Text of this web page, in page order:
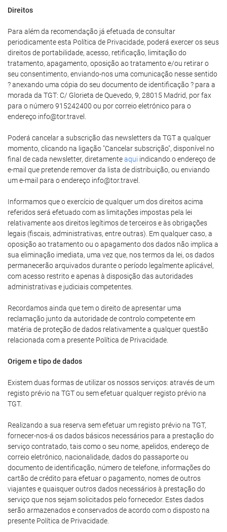
Direitos
Para além da recomendação já efetuada de consultar
periodicamente esta Política de Privacidade, poderá exercer os seus
direitos de portabilidade, acesso, retificação, limitação do
tratamento, apagamento, oposição ao tratamento e/ou retirar o
seu consentimento, enviando-nos uma comunicação nesse sentido
? anexando uma cópia do seu documento de identificação ? para a
morada da TGT: C/ Glorieta de Quevedo, 9, 28015 Madrid, por fax
para o número 915242400 ou por correio eletrónico para o
endereço info@tor.travel.
Poderá cancelar a subscrição das newsletters da TGT a qualquer
momento, clicando na ligação "Cancelar subscrição", disponível no
final de cada newsletter, diretamenteaqui indicando o endereço de
e-mail que pretende remover da lista de distribuição, ou enviando
um e-mail para o endereço info@tor.travel.
Informamos que o exercício de qualquer um dos direitos acima
referidos será efetuado com as limitações impostas pela lei
relativamente aos direitos legítimos de terceiros e às obrigações
legais (fiscais, administrativas, entre outras). Em qualquer caso, a
oposição ao tratamento ou o apagamento dos dados não implica a
sua eliminação imediata, uma vez que, nos termos da lei, os dados
permanecerão arquivados durante o período legalmente aplicável,
com acesso restrito e apenas à disposição das autoridades
administrativas e judiciais competentes.
Recordamos ainda que tem o direito de apresentar uma
reclamação junto da autoridade de controlo competente em
matéria de proteção de dados relativamente a qualquer questão
relacionada com a presente Política de Privacidade.
Origem e tipo de dados
Existem duas formas de utilizar os nossos serviços: através de um
registo prévio na TGT ou sem efetuar qualquer registo prévio na
TGT.
Realizando a sua reserva sem efetuar um registo prévio na TGT,
fornecer-nos-á os dados básicos necessários para a prestação do
serviço contratado, tais como o seu nome, apelidos, endereço de
correio eletrónico, nacionalidade, dados do passaporte ou
documento de identificação, número de telefone, informações do
cartão de crédito para efetuar o pagamento, nomes de outros
viajantes e quaisquer outros dados necessários à prestação do
serviço que nos sejam solicitados pelo fornecedor. Estes dados
serão armazenados e conservados de acordo com o disposto na
presente Política de Privacidade.